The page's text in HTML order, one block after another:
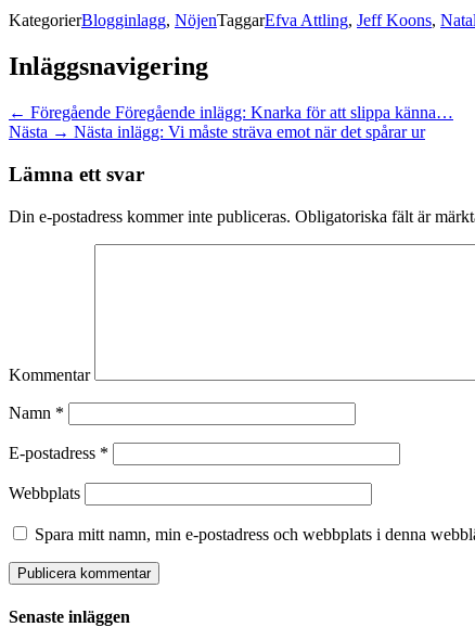
Dela
KategorierBlogginlagg, NöjenTaggarEfva Attling, Jeff Koons,
Inläggsnavigering
← Föregående Föregående inlägg: Knarka för att slippa känna…
Nästa → Nästa inlägg: Vi måste sträva emot när det spårar ur
Lämna ett svar
Din e-postadress kommer inte publiceras. Obligatoriska fält är
Kommentar
Namn *
E-postadress *
Webbplats
Spara mitt namn, min e-postadress och webbplats i denna
Senaste inläggen